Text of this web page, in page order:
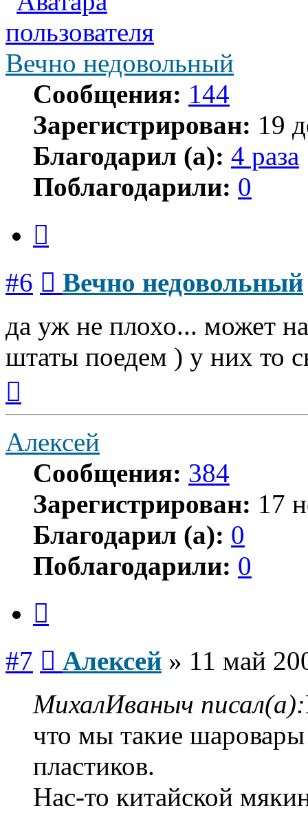
Вечно недовольный
Сообщения: 144
Зарегистрирован: 19
Благодарил (а): 4 раза
Поблагодарили: 0
#6 Вечно недовольный
да уж не плохо... может
штаты поедем ) у них то
началу
Алексей
Сообщения: 384
Зарегистрирован: 17
Благодарил (а): 0
Поблагодарили: 0
#7 Алексей » 11 май
МихалИваныч писал(а):
что мы такие
пластиков.
Нас-то китайской